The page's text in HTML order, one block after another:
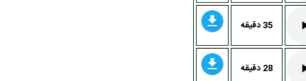
35 دقيقه
28 دقيقه